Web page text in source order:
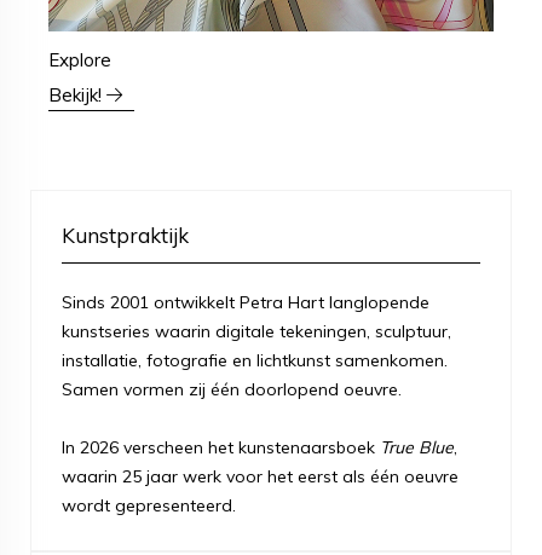
Explore
Bekijk!
Kunstpraktijk
Sinds 2001 ontwikkelt Petra Hart langlopende
kunstseries waarin digitale tekeningen, sculptuur,
installatie, fotografie en lichtkunst samenkomen.
Samen vormen zij één doorlopend oeuvre.
In 2026 verscheen het kunstenaarsboek True Blue
waarin 25 jaar werk voor het eerst als één oeuvre
wordt gepresenteerd.